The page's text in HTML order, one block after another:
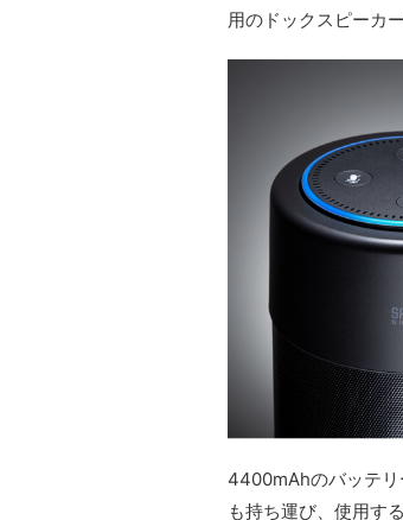
用のドックスピーカー
4400mAhのバッテ
も持ち運び、使用す